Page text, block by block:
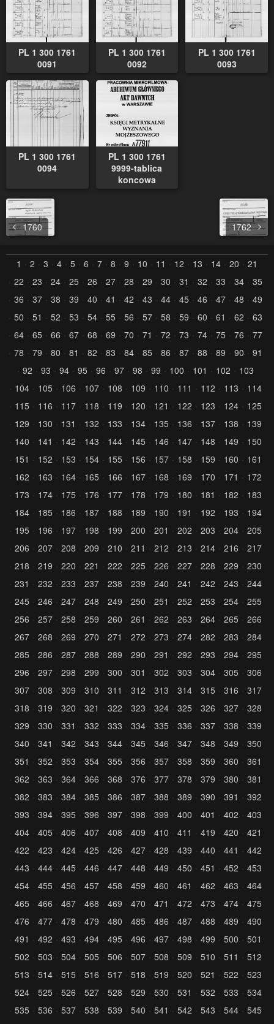
PL 1 300 1761
0091
PL 1 300 1761
0092
PL 1 300 1761
0093
PL 1 300 1761
0094
PL 1 300 1761
9999-tablica
koncowa
1760 1762
1 2 3 4 5 6 7 8 9 10 11 12 13 14 20
21
22
23 24 25 26 27 28 29 30 31 32 33 34
35
36
37 38 39 40 41 42 43 44 45 46 47 48
49
50
51 52 53 54 55 56 57 58 59 60 61 62
63
64
65 66 67 68 69 70 71 72 73 74 75 76
77
78
79 80 81 82 83 84 85 86 87 88 89 90
91
92
93 94 95 96 97 98 99 100 101 102
103
104
105 106 107 108 109 110 111 112 113
114
115
116 117 118 119 120 121 122 123 124
125
129
130 131 132 133 134 135 136 137 138
139
140
141 142 143 144 145 146 147 148 149
150
151
152 153 154 155 156 157 158 159 160
161
162
163 164 165 166 167 168 169 170 171
172
173
174 175 176 177 178 179 180 181 182
183
184
185 186 187 188 189 190 191 192 193
194
195
196 197 198 199 200 201 202 203 204
205
206
207 208 209 210 211 212 213 214 216
217
218
219 220 221 222 225 226 227 228 229
230
231
232 233 237 238 239 240 241 242 243
244
245
246 247 248 249 250 251 252 253 254
255
256
257 258 259 260 261 262 263 264 265
266
267
268 269 270 271 272 273 274 282 283
284
285
286 287 288 289 290 291 292 293 294
295
296
297 298 299 300 301 302 303 304 305
306
307
308 309 310 311 312 313 314 315 316
317
318
319 320 321 322 323 324 325 326 327
328
329
330 331 332 333 334 335 336 337 338
339
340
341 342 343 344 345 346 347 348 349
350
351
352 353 354 355 356 357 358 359 360
361
362
363 364 366 368 376 377 378 379 380
381
382
383 384 385 386 387 388 389 390 391
392
393
394 395 396 397 398 399 400 401 402
403
404
405 406 407 408 409 410 411 419 420
421
422
423 424 425 426 427 428 439 440 441
442
443
444 445 446 447 448 449 450 451 452
453
454
455 456 457 458 459 460 461 462 463
464
465
466 467 468 469 470 471 472 473 474
475
476
477 478 479 480 485 486 487 488 489
490
491
492 493 494 495 496 497 498 499 500
501
502
503 504 505 506 507 508 509 510 511
512
513
514 515 516 517 518 519 520 521 522
523
524
525 526 527 528 529 530 531 532 533
534
535
536 537 538 539 540 541 542 543 544
545